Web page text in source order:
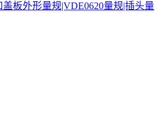
盖板外形量规|VDE0620量规|插头量